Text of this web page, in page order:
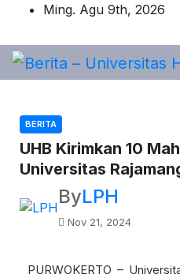
Ming. Agu 9th, 2026
BERITA
UHB Kirimkan 10
Universitas
ByLPH
Nov 21, 2024
PURWOKERTO –